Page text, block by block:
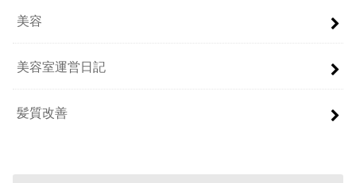
美容
美容室運営日記
髪質改善